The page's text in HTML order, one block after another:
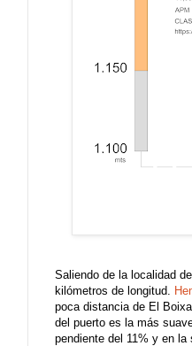
Saliendo de la localidad de
kilómetros de longitud.
poca distancia de El
del puerto es la más
pendiente del 11% y en